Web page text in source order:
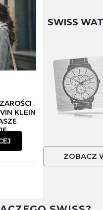
KLEIN
SWISS
ZOBACZ